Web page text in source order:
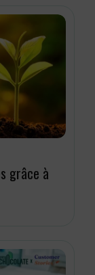
grâce à